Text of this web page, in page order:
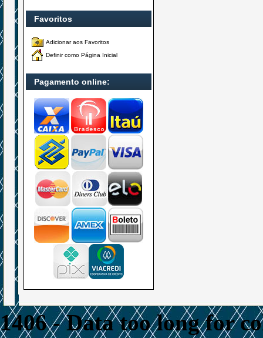
Favoritos
Adicionar aos Favoritos
Definir como Página Inicial
Pagamento online:
1406 - Data too long for